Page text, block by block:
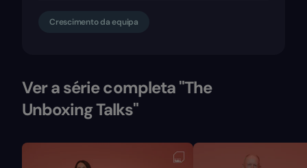
Crescimento da equipa
Ver a série completa "The
Unboxing Talks"